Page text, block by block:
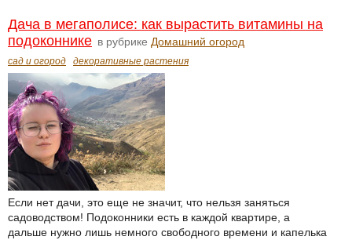
Дача в мегаполисе: как вырастить витамины на
подоконнике в рубрике Домашний огород
сад и огород декоративные растения
Если нет дачи, это еще не значит, что нельзя заняться
садоводством! Подоконники есть в каждой квартире, а
дальше нужно лишь немного свободного времени и капелька